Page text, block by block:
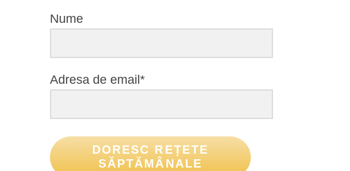
Nume
Adresa de email*
DORESC REȚETE
SĂPTĂMÂNALE